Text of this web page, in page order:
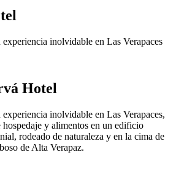
inolvidable en Las Verapaces
Hotel
inolvidable en Las Verapaces,
y alimentos en un edificio
rodeado de naturaleza y en la cima de
de Alta Verapaz.